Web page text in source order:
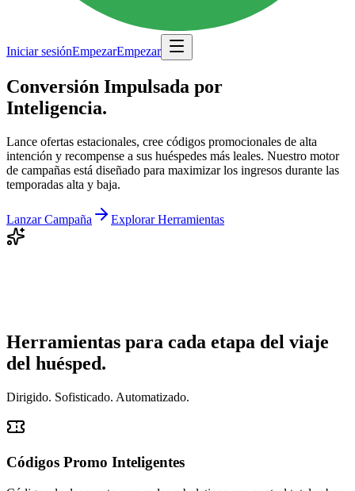
Iniciar sesiónEmpezarEmpezar
Conversión Impulsada por
Inteligencia.
Lance ofertas estacionales, cree códigos promocionales de alta
intención y recompense a sus huéspedes más leales. Nuestro motor
de campañas está diseñado para maximizar los ingresos durante las
temporadas alta y baja.
Lanzar Campaña Explorar Herramientas
Herramientas para cada etapa del viaje
del huésped.
Dirigido. Sofisticado. Automatizado.
Códigos Promo Inteligentes